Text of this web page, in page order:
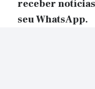
receber
seu WhatsApp.